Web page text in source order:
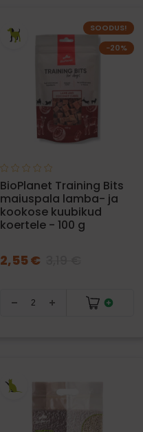
SOODUS!
−20%
BioPlanet Training Bits
maiuspala lamba- ja
kookose kuubikud
koertele - 100 g
2,55 €